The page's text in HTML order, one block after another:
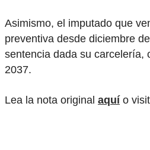
Asimismo, el imputado que
preventiva desde diciembre
sentencia dada su carcelería,
2037.
Lea la nota original aquío